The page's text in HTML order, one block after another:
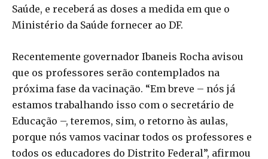
Saúde, e receberá as doses a medida em que o
Ministério da Saúde fornecer ao DF.
Recentemente governador Ibaneis Rocha avisou
que os professores serão contemplados na
próxima fase da vacinação. “Em breve – nós já
estamos trabalhando isso com o secretário de
Educação –, teremos, sim, o retorno às aulas,
porque nós vamos vacinar todos os professores e
todos os educadores do Distrito Federal”, afirmou